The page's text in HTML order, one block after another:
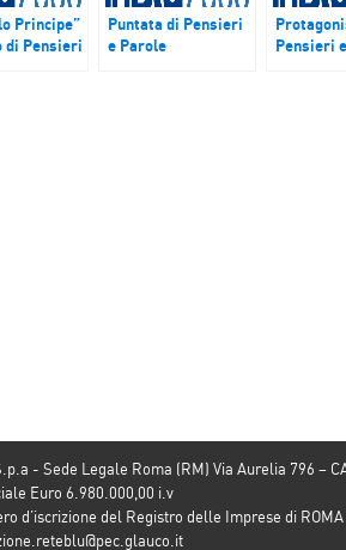
Principe”
di Pensieri
Puntata di Pensieri
e Parole
Pensieri
- Sede Legale Roma (RM) Via Aurelia 796 –
Euro 6.980.000,00 i.v
d’iscrizione del Registro delle Imprese di